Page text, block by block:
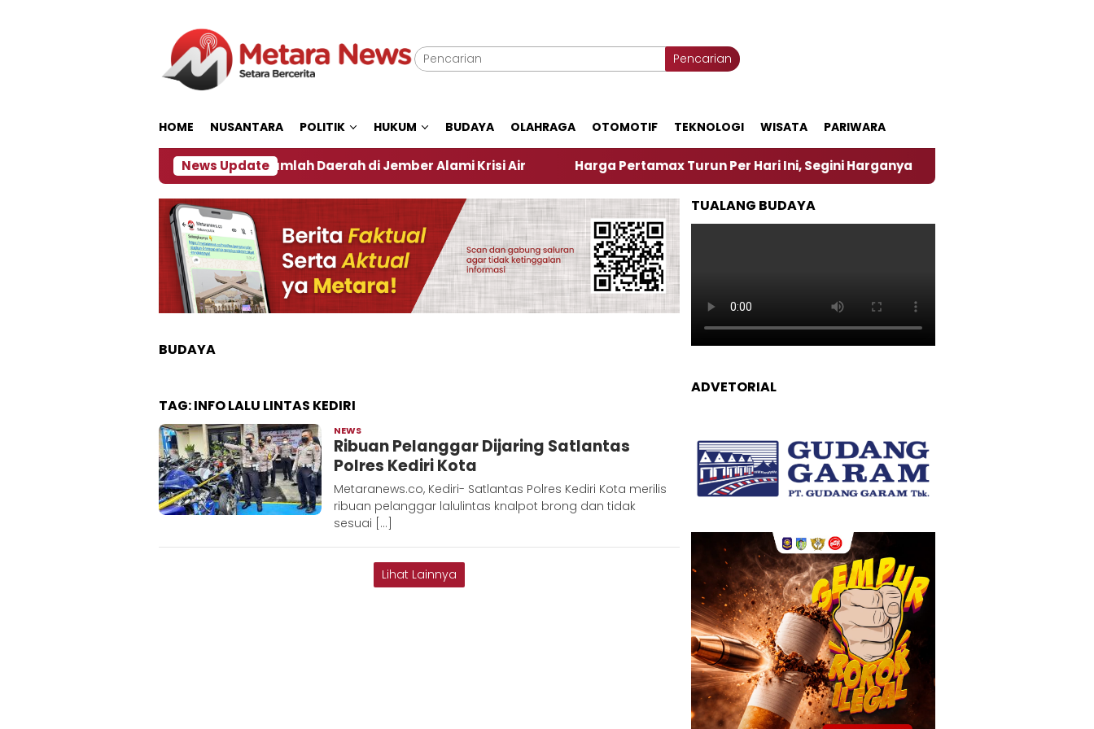
Pencarian
HOME NUSANTARA POLITIK HUKUM BUDAYA OLAHRAGA OTOMOTIF TEKNOLOGI WISATA PARIWARA
News Update
Dampak El Nino, Sejumlah Daerah di Jember Alami Krisi Air Harga Pertamax Turun Per Hari Ini, Segini Harganya ‎Nasirun Maestro Lukis
BUDAYA
TAG:INFO LALU LINTAS KEDIRI
NEWS
Metaranews
Ribuan Pelanggar Dijaring Satlantas
Polres Kediri Kota
Metaranews.co, Kediri- Satlantas Polres Kediri Kota merilis
ribuan pelanggar lalulintas knalpot brong dan tidak
sesuai […]
Lihat Lainnya
TUALANG BUDAYA
ADVETORIAL